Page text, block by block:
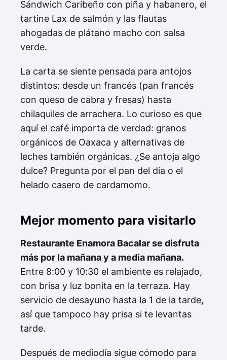
Sándwich Caribeño con piña y habanero, el
tartine Lax de salmón y las flautas
ahogadas de plátano macho con salsa
verde.
La carta se siente pensada para antojos
distintos: desde un francés (pan francés
con queso de cabra y fresas) hasta
chilaquiles de arrachera. Lo curioso es que
aquí el café importa de verdad: granos
orgánicos de Oaxaca y alternativas de
leches también orgánicas. ¿Se antoja algo
dulce? Pregunta por el pan del día o el
helado casero de cardamomo.
Mejor momento para visitarlo
Restaurante Enamora Bacalar se disfruta
más por la mañana y a media mañana.
Entre 8:00 y 10:30 el ambiente es relajado,
con brisa y luz bonita en la terraza. Hay
servicio de desayuno hasta la 1 de la tarde,
así que tampoco hay prisa si te levantas
tarde.
Después de mediodía sigue cómodo para